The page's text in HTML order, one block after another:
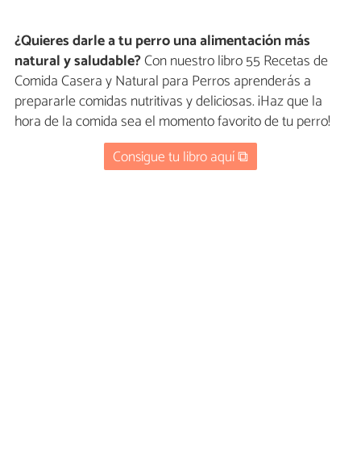
¿Quieres darle a tu perro una alimentación más
natural y saludable?Con nuestro libro 55 Recetas de
Comida Casera y Natural para Perros aprenderás a
prepararle comidas nutritivas y deliciosas. ¡Haz que la
hora de la comida sea el momento favorito de tu perro!
Consigue tu libro aquí ⧉